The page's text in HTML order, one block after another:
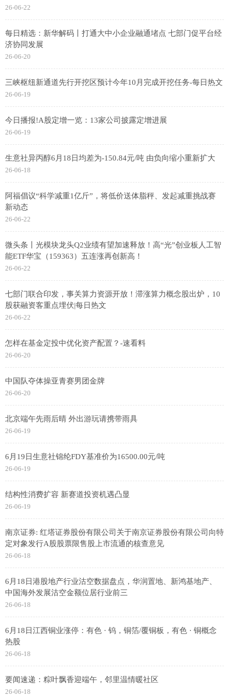
26-06-22
每日精选：新华解码丨打通大中小企业融通堵点 七部门促平台经
济协同发展
26-06-20
三峡枢纽新通道先行开挖区预计今年10月完成开挖任务-每日热文
26-06-19
今日播报!A股定增一览：13家公司披露定增进展
26-06-19
生意社异丙醇6月18日均差为-150.84元/吨 由负向缩小重新扩大
26-06-18
阿福倡议“科学减重1亿斤”，将低价送体脂秤、发起减重挑战赛
新动态
26-06-22
微头条丨光模块龙头Q2业绩有望加速释放！高“光”创业板人工智
能ETF华宝（159363）五连涨再创新高！
26-06-22
七部门联合印发，事关算力资源开放！滞涨算力概念股出炉，10
股获融资客重点埋伏|每日热文
26-06-22
怎样在基金定投中优化资产配置？-速看料
26-06-20
中国队夺体操亚青赛男团金牌
26-06-20
北京端午先雨后晴 外出游玩请携带雨具
26-06-19
6月19日生意社锦纶FDY基准价为16500.00元/吨
26-06-19
结构性消费扩容 新赛道投资机遇凸显
26-06-19
南京证券: 红塔证券股份有限公司关于南京证券股份有限公司向特
定对象发行A股股票限售股上市流通的核查意见
26-06-18
6月18日港股地产行业沽空数据盘点，华润置地、新鸿基地产、
中国海外发展沽空金额位居行业前三
26-06-18
6月18日江西铜业涨停：有色 · 钨，铜箔/覆铜板，有色 · 铜概念
热股
26-06-18
要闻速递：粽叶飘香迎端午，邻里温情暖社区
26-06-18